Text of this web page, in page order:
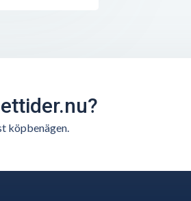
köpbenägen.